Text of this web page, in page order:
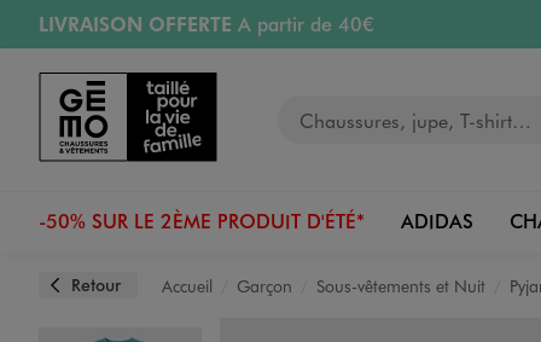
Aller au contenu principal
Aller à la navigation
LIVRAISON OFFERTE A partir de 40€
RETRAIT ET LIVRAISON OFFERTE
RÉSERVATION GRATUITE
4h en magasin
Retours OFFERTSpendant 30 jours
-50% SUR LE 2ÈME PRODUIT D'ÉTÉ* ADIDAS
Retour Accueil Garçon Sous-vêtements et Nuit